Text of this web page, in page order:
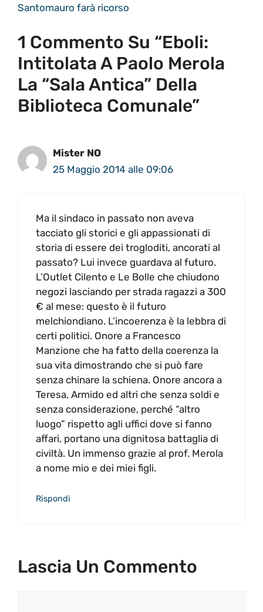
Santomauro farà ricorso
1 Commento Su “Eboli:
Intitolata A Paolo Merola
La “Sala Antica” Della
Biblioteca Comunale”
Mister NO
25 Maggio 2014 alle 09:06
Ma il sindaco in passato non aveva
tacciato gli storici e gli appassionati di
storia di essere dei trogloditi, ancorati al
passato? Lui invece guardava al futuro.
L’Outlet Cilento e Le Bolle che chiudono
negozi lasciando per strada ragazzi a 300
€ al mese: questo è il futuro
melchiondiano. L’incoerenza è la lebbra di
certi politici. Onore a Francesco
Manzione che ha fatto della coerenza la
sua vita dimostrando che si può fare
senza chinare la schiena. Onore ancora a
Teresa, Armido ed altri che senza soldi e
senza considerazione, perché “altro
luogo” rispetto agli uffici dove si fanno
affari, portano una dignitosa battaglia di
civiltà. Un immenso grazie al prof. Merola
a nome mio e dei miei figli.
Rispondi
Lascia Un Commento